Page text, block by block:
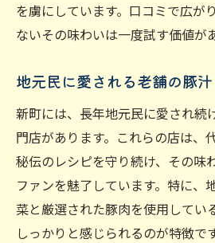
を虜にしています。口コミで広が
ないその味わいは一度試す価値が
地元民に愛される老舗の豚汁
新町には、長年地元民に愛され続
門店があります。これらの店は、
秘伝のレシピを守り続け、その味
ファンを魅了しています。特に、
菜と厳選された豚肉を使用してい
しっかりと感じられるのが特徴で